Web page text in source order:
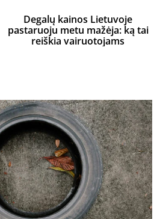
Degalų kainos Lietuvoje
pastaruoju metu mažėja: ką tai
reiškia vairuotojams